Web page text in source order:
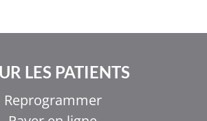
LES PATIENTS
Reprogrammer